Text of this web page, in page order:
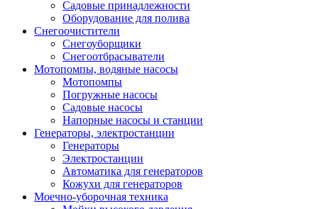
Садовые принадлежности
Оборудование для полива
Снегоочистители
Снегоуборщики
Снегоотбрасыватели
Мотопомпы, водяные насосы
Мотопомпы
Погружные насосы
Садовые насосы
Напорные насосы и станции
Генераторы, электростанции
Генераторы
Электростанции
Автоматика для генераторов
Кожухи для генераторов
Моечно-уборочная техника